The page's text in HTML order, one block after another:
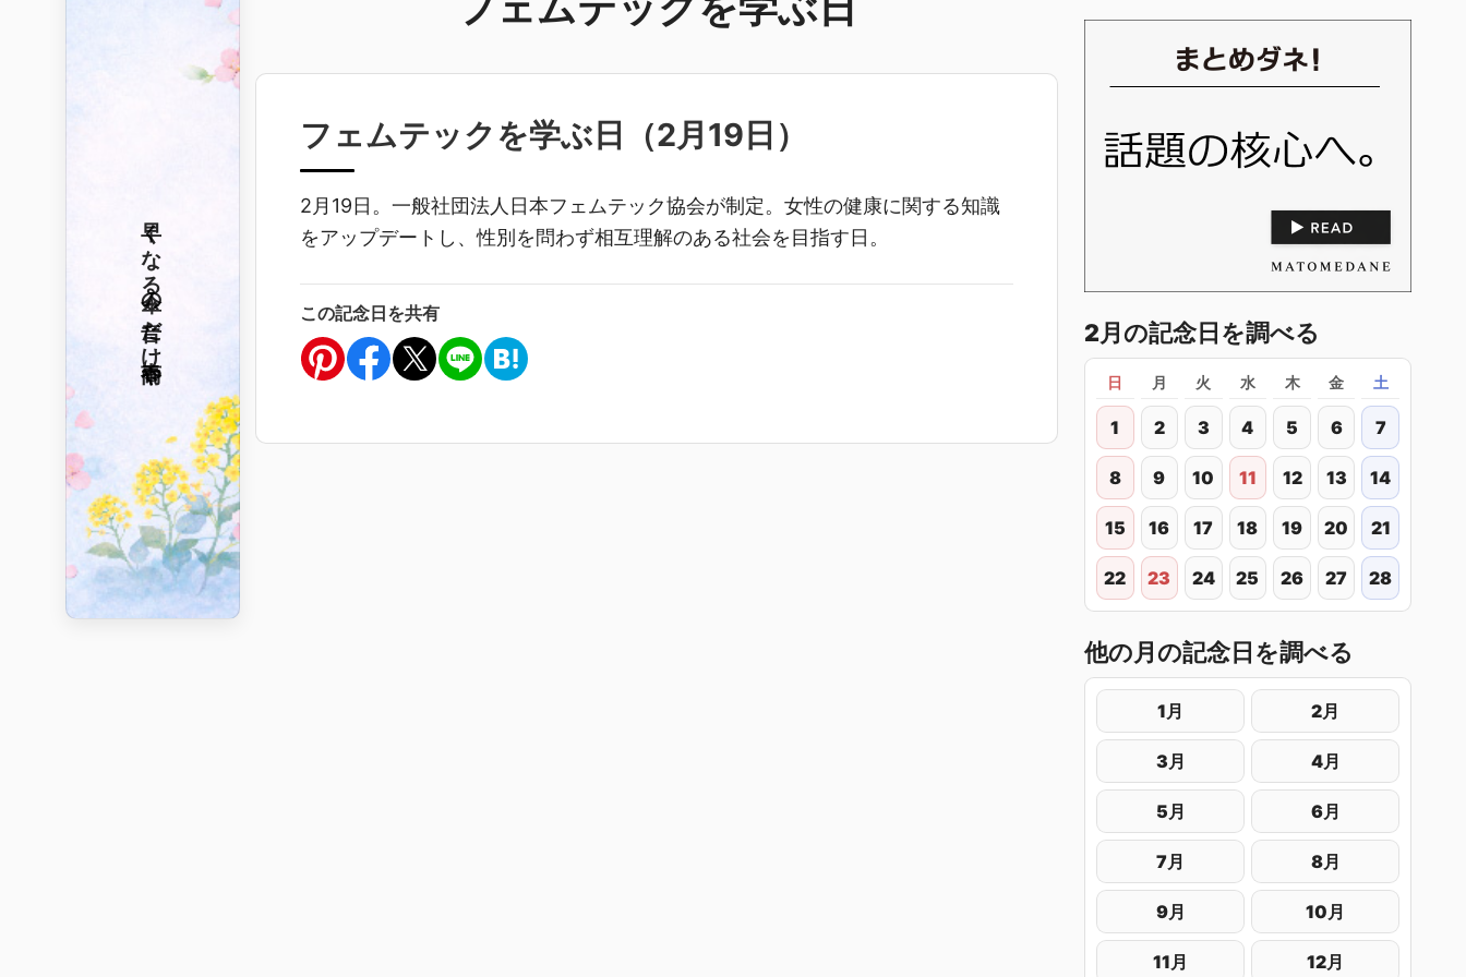
フェムテックを学ぶ日（2月19日 ）
2月19日。一般社団法人日本フェムテック協会が制定。女性の健康に関する知識
をアップデートし、性別を問わず相互理解のある社会を目指す日。
この記念日を共有
2月の記念日を調べる
日 月 火 水 木 金 土
1 2 3 4 5 6 7
8 9 10 11 12 13 14
15 16 17 18 19 20 21
22 23 24 25 26 27 28
他の月の記念日を調べる
1月 2月
3月 4月
5月 6月
7月 8月
9月 10月
11月 12月
春雨や
傘の音だけ
早くなる